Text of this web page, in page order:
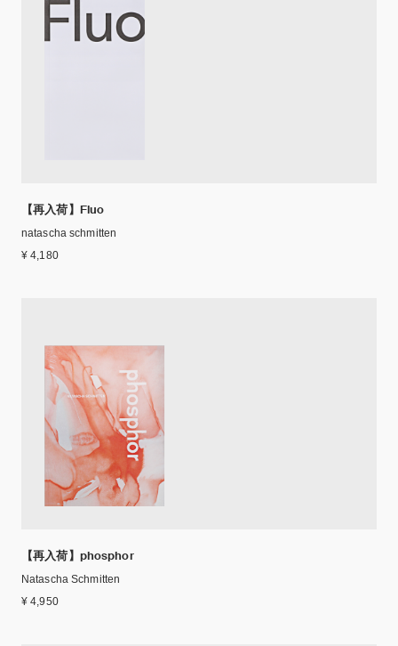
【再入荷】Fluo
natascha schmitten
¥ 4,180
【再入荷】phosphor
Natascha Schmitten
¥ 4,950